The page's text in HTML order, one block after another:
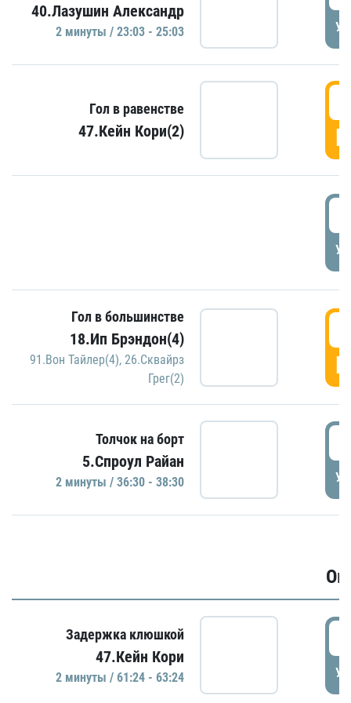
40.Лазушин Александр
2 минуты / 23:03 - 25:03
Гол в равенстве
47.Кейн Кори(2)
Гол в большинстве
18.Ип Брэндон(4)
91.Вон Тайлер(4), 26.Сквайрз
Грег(2)
Толчок на борт
5.Спроул Райан
2 минуты / 36:30 - 38:30
Задержка клюшкой
47.Кейн Кори
2 минуты / 61:24 - 63:24